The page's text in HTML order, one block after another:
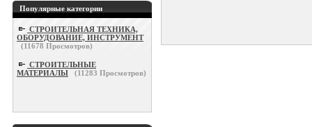
Популярные категории
СТРОИТЕЛЬНАЯ ТЕХНИКА,
ОБОРУДОВАНИЕ, ИНСТРУМЕНТ
(11678 Просмотров)
СТРОИТЕЛЬНЫЕ
МАТЕРИАЛЫ
(11283 Просмотров)